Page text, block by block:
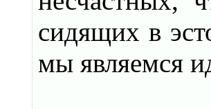
сидящих в
мы являемся